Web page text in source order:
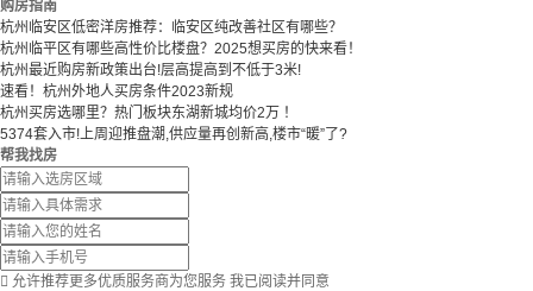
购房指南
杭州临安区低密洋房推荐：临安区纯改善社区有哪些？
​​杭州临平区有哪些高性价比楼盘？2025想买房的快来看！​
杭州最近购房新政策出台!层高提高到不低于3米!
速看！杭州外地人买房条件2023新规
杭州买房选哪里？热门板块东湖新城均价2万 ！
5374套入市!上周迎推盘潮,供应量再创新高,楼市“暖”了?
帮我找房
 允许推荐更多优质服务商为您服务 我已阅读并同意